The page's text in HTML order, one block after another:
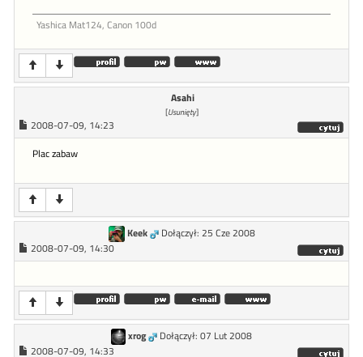
Yashica Mat124, Canon 100d
Asahi
[Usunięty]
2008-07-09, 14:23
Plac zabaw
Keek
Dołączył: 25 Cze 2008
2008-07-09, 14:30
xrog
Dołączył: 07 Lut 2008
2008-07-09, 14:33